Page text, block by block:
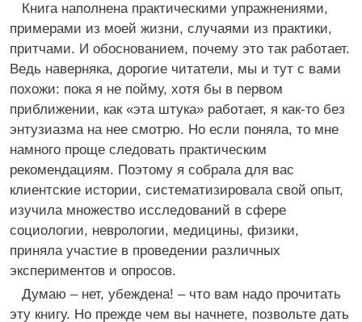
Книга наполнена практическими упражнениями,
примерами из моей жизни, случаями из практики,
притчами. И обоснованием, почему это так работает.
Ведь наверняка, дорогие читатели, мы и тут с вами
похожи: пока я не пойму, хотя бы в первом
приближении, как «эта штука» работает, я как-то без
энтузиазма на нее смотрю. Но если поняла, то мне
намного проще следовать практическим
рекомендациям. Поэтому я собрала для вас
клиентские истории, систематизировала свой опыт,
изучила множество исследований в сфере
социологии, неврологии, медицины, физики,
приняла участие в проведении различных
экспериментов и опросов.
Думаю – нет, убеждена! – что вам надо прочитать
эту книгу. Но прежде чем вы начнете, позвольте дать